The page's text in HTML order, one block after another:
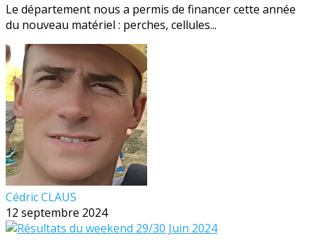
Le département nous a permis de financer cette année
du nouveau matériel : perches, cellules...
Cédric CLAUS
12 septembre 2024